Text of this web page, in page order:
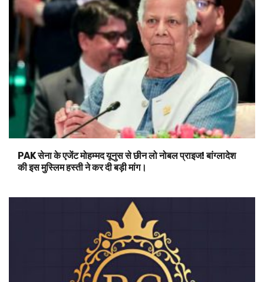
PAK सेना के एजेंट मोहम्मद यूनुस से छीन लो नोबल प्राइज! बांग्लादेश
की इस मुस्लिम हस्ती ने कर दी बड़ी मांग।